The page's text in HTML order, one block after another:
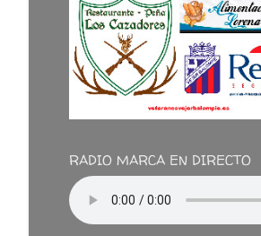
RADIO MARCA EN DIRECTO